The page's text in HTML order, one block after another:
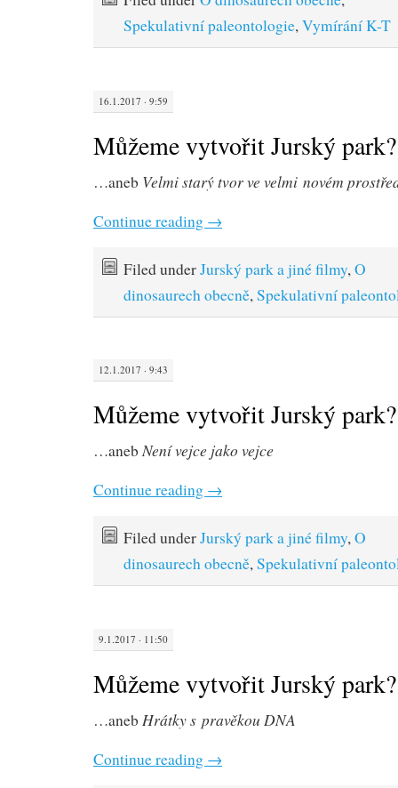
Spekulativní paleontologie,Vymírání K-T
16.1.2017 · 9:59
Můžeme vytvořit Jurský
…aneb Velmi starý tvor ve velmi novém
Continue reading →
Filed underJurský park a jiné filmy,O
dinosaurech obecně,Spekulativní
12.1.2017 · 9:43
Můžeme vytvořit Jurský
…aneb Není vejce jako vejce
Continue reading →
Filed underJurský park a jiné filmy,O
dinosaurech obecně,Spekulativní
9.1.2017 · 11:50
Můžeme vytvořit Jurský
…aneb Hrátky s pravěkou DNA
Continue reading →